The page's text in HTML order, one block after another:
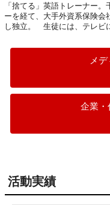
「捨てる」英語トレーナー
ーを経て、大手外資系保険会
し独立。　生徒には、テレビ
メ
企業・
活動実績